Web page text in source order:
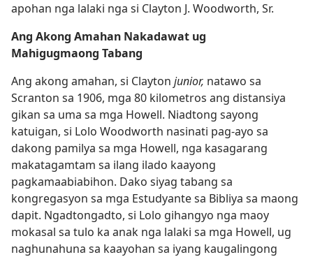
apohan nga lalaki nga si Clayton J. Woodworth, Sr.
Ang Akong Amahan Nakadawat ug
Mahigugmaong Tabang
Ang akong amahan, si Clayton junior, natawo sa
Scranton sa 1906, mga 80 kilometros ang distansiya
gikan sa uma sa mga Howell. Niadtong sayong
katuigan, si Lolo Woodworth nasinati pag-ayo sa
dakong pamilya sa mga Howell, nga kasagarang
makatagamtam sa ilang ilado kaayong
pagkamaabiabihon. Dako siyag tabang sa
kongregasyon sa mga Estudyante sa Bibliya sa maong
dapit. Ngadtongadto, si Lolo gihangyo nga maoy
mokasal sa tulo ka anak nga lalaki sa mga Howell, ug
naghunahuna sa kaayohan sa iyang kaugalingong